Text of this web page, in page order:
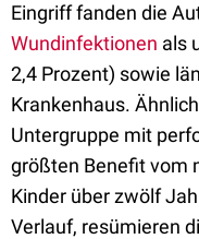
Eingriff fanden die
Wundinfektionen als
2,4 Prozent) sowie
Krankenhaus.
Untergruppe mit
größten Benefit vom
Kinder über zwölf
Verlauf, resümieren